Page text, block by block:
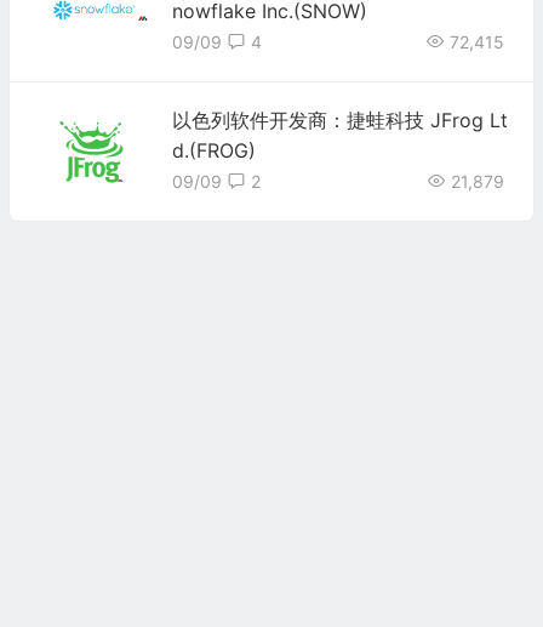
nowflake Inc.(SNOW)
09/09 72,415
4
以色列软件开发商：捷蛙科技 JFrog Lt
d.(FROG)
09/09 21,879
2